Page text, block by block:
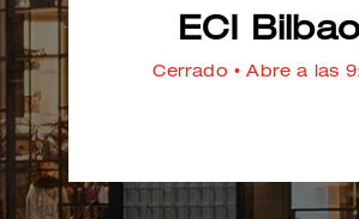
ECI Bilbao
Cerrado • Abre a las